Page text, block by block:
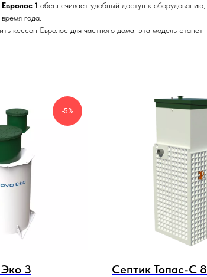
1 обеспечивает удобный доступ к
года.
кессон Евролос для частного дома, эта модель
-5%
3 Септик Топас-С